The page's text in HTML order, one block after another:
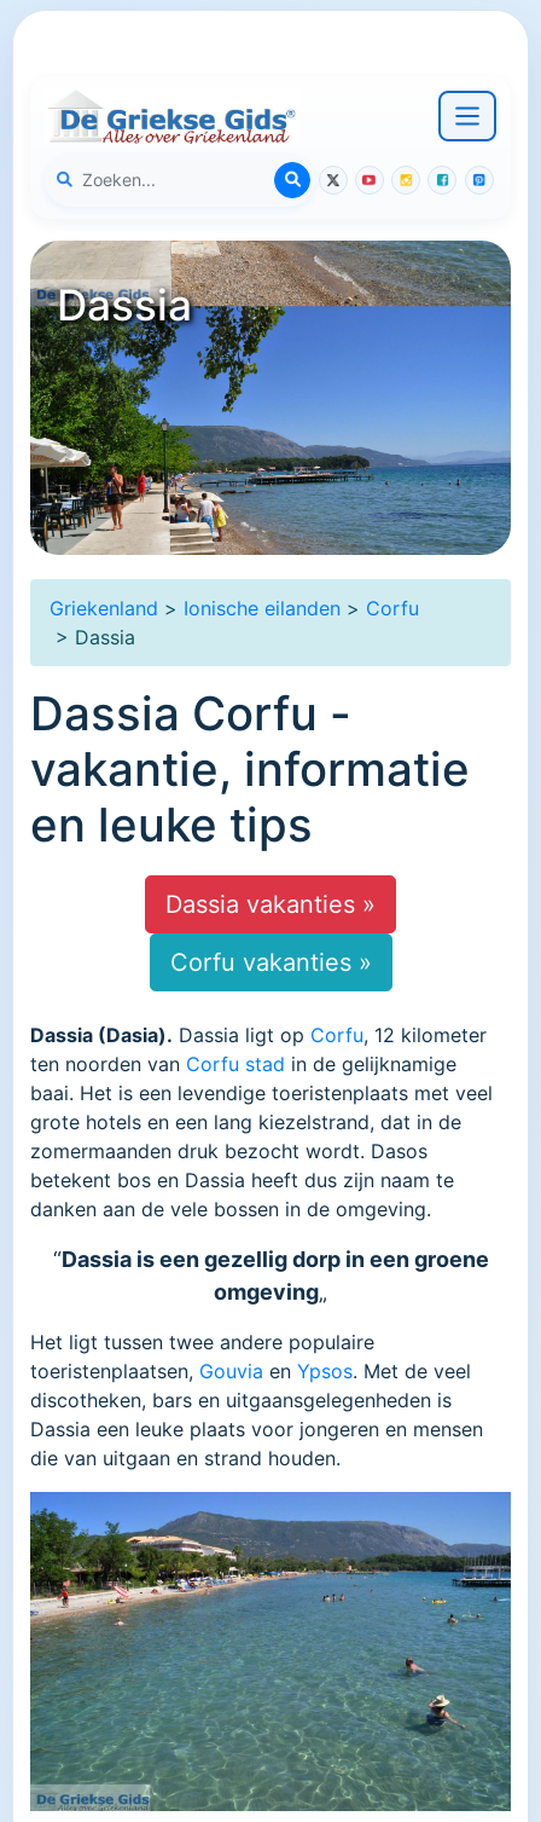
Dassia
Griekenland > Ionische eilanden > Corfu
> Dassia
Dassia Corfu -
vakantie, informatie
en leuke tips
Dassia vakanties »
Corfu vakanties »
Dassia (Dasia). Dassia ligt op Corfu, 12 kilometer
ten noorden van Corfu stad in de gelijknamige
baai. Het is een levendige toeristenplaats met veel
grote hotels en een lang kiezelstrand, dat in de
zomermaanden druk bezocht wordt. Dasos
betekent bos en Dassia heeft dus zijn naam te
danken aan de vele bossen in de omgeving.
“Dassia is een gezellig dorp in een groene
omgeving„
Het ligt tussen twee andere populaire
toeristenplaatsen, Gouvia en Ypsos. Met de veel
discotheken, bars en uitgaansgelegenheden is
Dassia een leuke plaats voor jongeren en mensen
die van uitgaan en strand houden.